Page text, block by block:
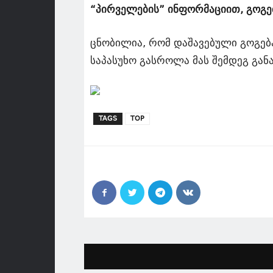
“პირველების” ინფორმაციით,
ცნობილია, რომ დაშავებული
საპასუხო გასროლა მას შემდეგ
TAGS TOP